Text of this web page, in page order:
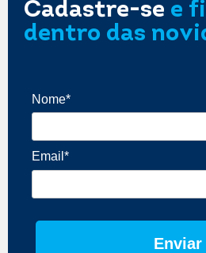
Cadastre-se e
dentro das
Nome*
Email*
Enviar